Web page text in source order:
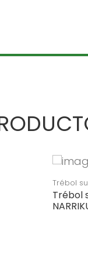
Trébol
Trébol